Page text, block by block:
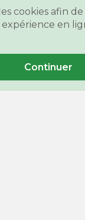
cookies afin
en
Continuer